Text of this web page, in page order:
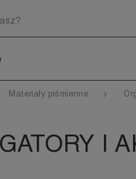
Materiały piśmienne
I